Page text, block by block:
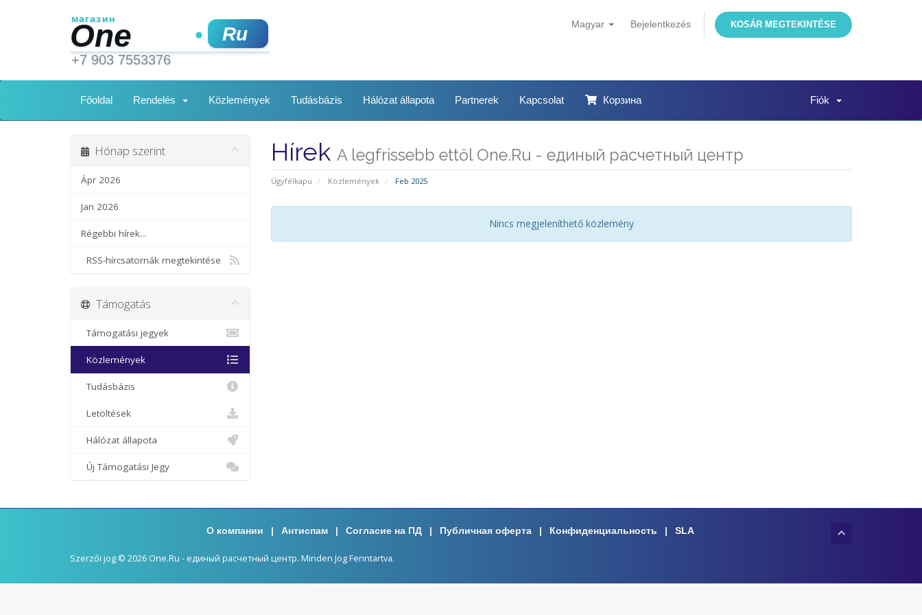
Magyar Bejelentkezés KOSÁR MEGTEKINTÉSE
Főoldal Rendelés Közlemények Tudásbázis Hálózat állapota Partnerek Kapcsolat Корзина Fiók
Hírek A legfrissebb ettől One.Ru - единый расчетный центр
Ügyfélkapu Közlemények Feb 2025
Hónap szerint
Ápr 2026
Jan 2026
Régebbi hírek...
RSS-hírcsatornák megtekintése
Nincs megjeleníthető közlemény
Támogatás
Támogatási jegyek
Közlemények
Tudásbázis
Letöltések
Hálózat állapota
Új Támogatási Jegy
О компании | Антиспам | Согласие на ПД | Публичная оферта | Конфиденциальность | SLA
Szerzői jog © 2026 One.Ru - единый расчетный центр. Minden Jog Fenntartva.